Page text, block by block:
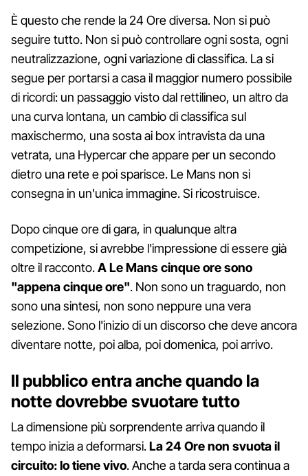
È questo che rende la 24 Ore diversa. Non si può
seguire tutto. Non si può controllare ogni sosta, ogni
neutralizzazione, ogni variazione di classifica. La si
segue per portarsi a casa il maggior numero possibile
di ricordi: un passaggio visto dal rettilineo, un altro da
una curva lontana, un cambio di classifica sul
maxischermo, una sosta ai box intravista da una
vetrata, una Hypercar che appare per un secondo
dietro una rete e poi sparisce. Le Mans non si
consegna in un'unica immagine. Si ricostruisce.
Dopo cinque ore di gara, in qualunque altra
competizione, si avrebbe l'impressione di essere già
oltre il racconto.A Le Mans cinque ore sono
"appena cinque ore". Non sono un traguardo, non
sono una sintesi, non sono neppure una vera
selezione. Sono l'inizio di un discorso che deve ancora
diventare notte, poi alba, poi domenica, poi arrivo.
Il pubblico entra anche quando la
notte dovrebbe svuotare tutto
La dimensione più sorprendente arriva quando il
tempo inizia a deformarsi.La 24 Ore non svuota il
circuito: lo tiene vivo. Anche a tarda sera continua a